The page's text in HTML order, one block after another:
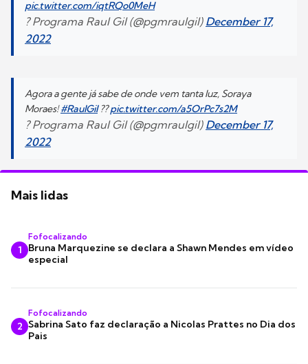
pic.twitter.com/iqtRQo0MeH
? Programa Raul Gil (@pgmraulgil) December 17,
2022
Agora a gente já sabe de onde vem tanta luz, Soraya
Moraes!#RaulGil??pic.twitter.com/a5OrPc7s2M
? Programa Raul Gil (@pgmraulgil) December 17,
2022
Mais lidas
1
Fofocalizando
Bruna Marquezine se declara a Shawn Mendes em vídeo
especial
2
Fofocalizando
Sabrina Sato faz declaração a Nicolas Prattes no Dia dos
Pais